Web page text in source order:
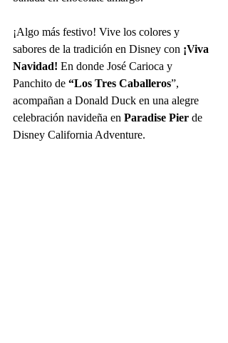
¡Algo más festivo! Vive los colores y
sabores de la tradición en Disney con ¡Viva
Navidad! En donde José Carioca y
Panchito de “Los Tres Caballeros”,
acompañan a Donald Duck en una alegre
celebración navideña en Paradise Pier de
Disney California Adventure.